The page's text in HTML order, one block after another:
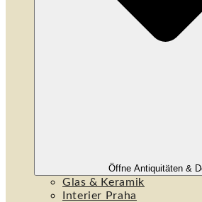
Öffne Antiquitäten &
Glas & Keramik
Interier Praha